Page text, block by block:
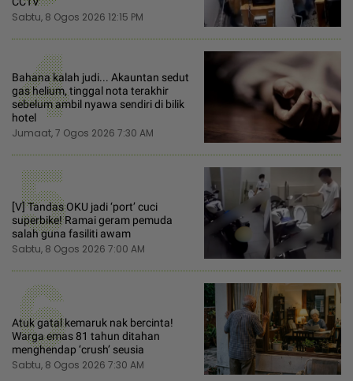
Sabtu, 8 Ogos 2026 12:15 PM
4
Bahana kalah judi... Akauntan sedut
gas helium, tinggal nota terakhir
sebelum ambil nyawa sendiri di bilik
hotel
Jumaat, 7 Ogos 2026 7:30 AM
5
[V] Tandas OKU jadi ‘port’ cuci
superbike! Ramai geram pemuda
salah guna fasiliti awam
Sabtu, 8 Ogos 2026 7:00 AM
6
Atuk gatal kemaruk nak bercinta!
Warga emas 81 tahun ditahan
menghendap ‘crush’ seusia
Sabtu, 8 Ogos 2026 7:30 AM